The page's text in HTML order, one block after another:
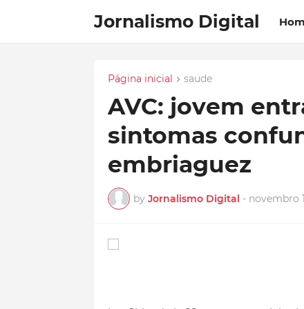
Jornalismo Digital
Página inicial saude
AVC: jovem
sintomas
embriaguez
by Jornalismo Digital - novembro